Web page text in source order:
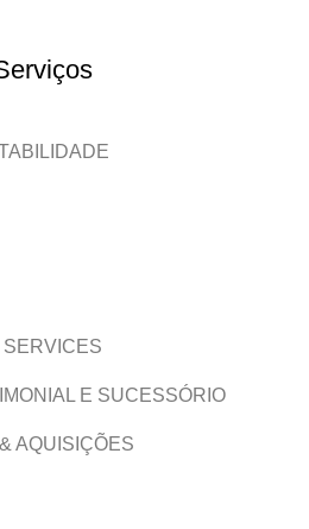
SERVICES
E SUCESSÓRIO
AQUISIÇÕES